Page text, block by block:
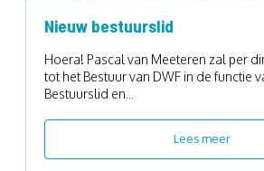
Nieuw bestuurslid
Hoera! Pascal van Meeteren zal per
tot het Bestuur van DWF in de functie
Bestuurslid en...
Lees meer